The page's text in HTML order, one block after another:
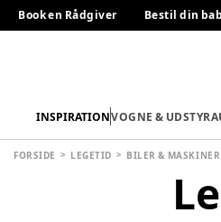
Book en Rådgiver Bestil din
INSPIRATIONVOGNE & UDSTYR
FORSIDE LEGETID BILER & MASKINER